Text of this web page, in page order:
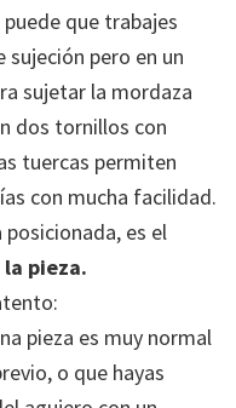
que trabajes
pero en un
sujetar la mordaza
dos tornillos con
tuercas permiten
con mucha facilidad.
es el
pieza.
pieza es muy normal
o que hayas